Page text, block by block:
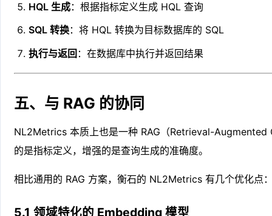
HQL 生成：根据指标定义生成 HQL 查询
SQL 转换：将 HQL 转换为目标数据库的 SQL
执行与返回：在数据库中执行并返回结果
五、与 RAG 的协同
NL2Metrics 本质上也是一种 RAG（Retrieval-
的是指标定义，增强的是查询生成的准确度。
相比通用的 RAG 方案，衡石的 NL2Metrics 有几个优化点
5.1 领域特化的 Embedding 模型